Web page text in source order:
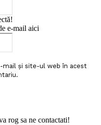
e-mail aici
mail și site-ul web în acest
rog sa ne contactati!